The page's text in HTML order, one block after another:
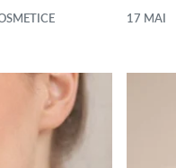
17 MAI